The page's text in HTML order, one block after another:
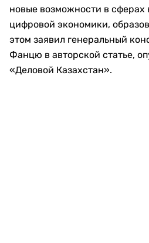
новые возможности в сферах
цифровой экономики,
этом заявил генеральный
Фанцю в авторской статье,
«Деловой Казахстан».